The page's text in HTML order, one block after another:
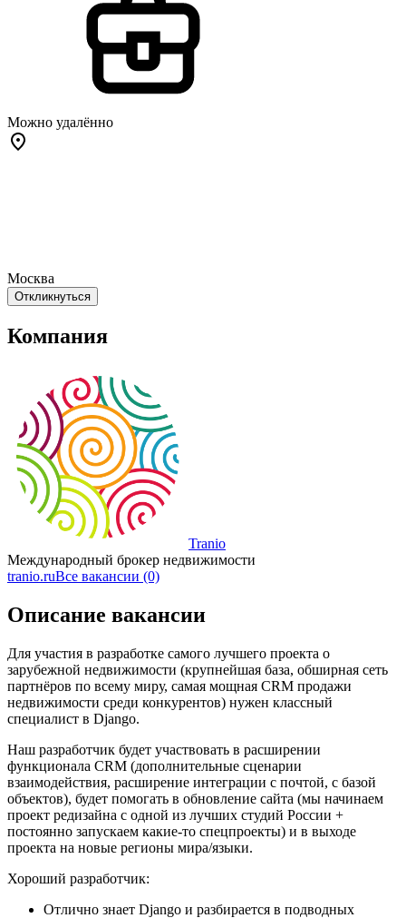
Можно удалённо
Москва
Откликнуться
Компания
Tranio
Международный брокер недвижимости
tranio.ruВсе вакансии (0)
Описание вакансии
Для участия в разработке самого лучшего проекта о
зарубежной недвижимости (крупнейшая база, обширная сеть
партнёров по всему миру, самая мощная CRM продажи
недвижимости среди конкурентов) нужен классный
специалист в Django.
Наш разработчик будет участвовать в расширении
функционала CRM (дополнительные сценарии
взаимодействия, расширение интеграции с почтой, с базой
объектов), будет помогать в обновление сайта (мы начинаем
проект редизайна с одной из лучших студий России +
постоянно запускаем какие-то спецпроекты) и в выходе
проекта на новые регионы мира/языки.
Хороший разработчик:
Отлично знает Django и разбирается в подводных